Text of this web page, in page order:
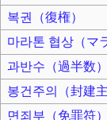
복권（復権）
마라톤 협상（マ
과반수（過半数）
봉건주의（封建主
면죄부（免罪符）